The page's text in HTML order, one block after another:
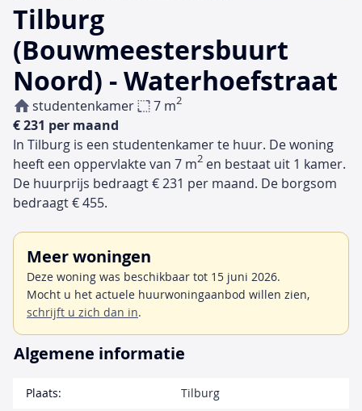
Tilburg
(Bouwmeestersbuurt
Noord) - Waterhoefstraat
studentenkamer 7 m2
€ 231 per maand
In Tilburg is een studentenkamer te huur. De woning
heeft een oppervlakte van 7 m2 en bestaat uit 1 kamer.
De huurprijs bedraagt € 231 per maand. De borgsom
bedraagt € 455.
Meer woningen
Deze woning was beschikbaar tot 15 juni 2026.
Mocht u het actuele huurwoningaanbod willen zien,
schrijft u zich dan in.
Algemene informatie
Plaats:
Tilburg